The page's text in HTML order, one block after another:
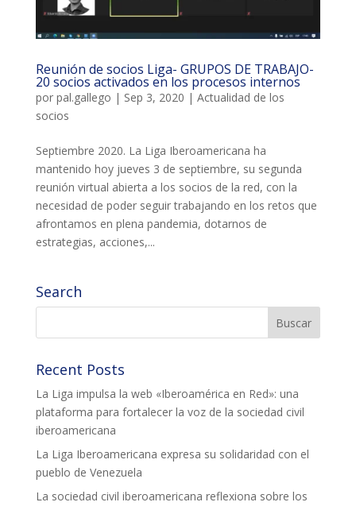
Reunión de socios Liga- GRUPOS DE TRABAJO-
20 socios activados en los procesos internos
por pal.gallego | Sep 3, 2020 | Actualidad de los
socios
Septiembre 2020. La Liga Iberoamericana ha
mantenido hoy jueves 3 de septiembre, su segunda
reunión virtual abierta a los socios de la red, con la
necesidad de poder seguir trabajando en los retos que
afrontamos en plena pandemia, dotarnos de
estrategias, acciones,...
Search
Recent Posts
La Liga impulsa la web «Iberoamérica en Red»: una
plataforma para fortalecer la voz de la sociedad civil
iberoamericana
La Liga Iberoamericana expresa su solidaridad con el
pueblo de Venezuela
La sociedad civil iberoamericana reflexiona sobre los